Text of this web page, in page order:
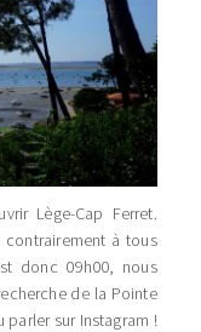
Lège-Cap Ferret.
à tous
donc 09h00, nous
de la Pointe
parler sur Instagram !